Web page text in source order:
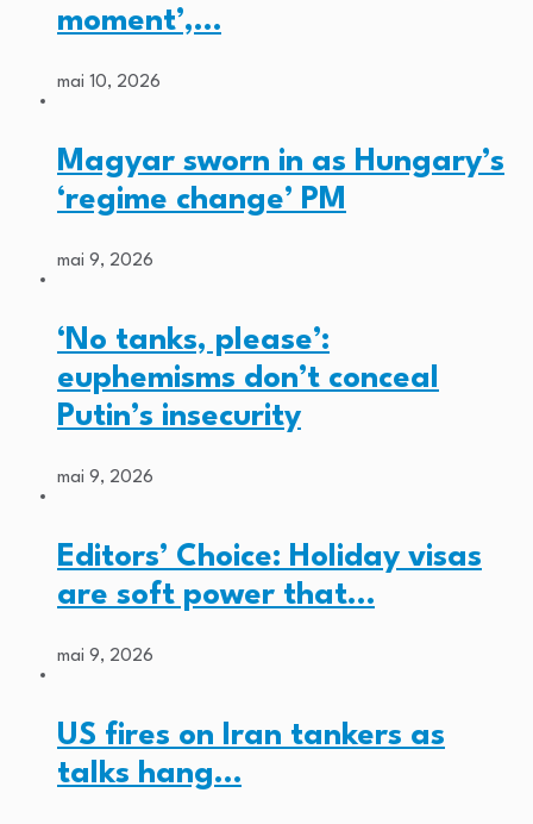
moment’,…
mai 10, 2026
Magyar sworn in as Hungary’s
‘regime change’ PM
mai 9, 2026
‘No tanks, please’:
euphemisms don’t conceal
Putin’s insecurity
mai 9, 2026
Editors’ Choice: Holiday visas
are soft power that…
mai 9, 2026
US fires on Iran tankers as
talks hang…